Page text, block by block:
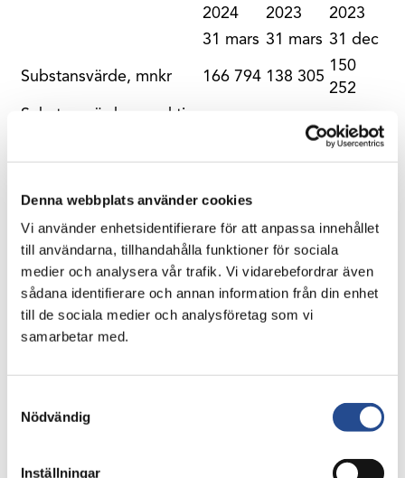
Denna webbplats använder cookies
Vi använder enhetsidentifierare för att anpassa innehållet
till användarna, tillhandahålla funktioner för sociala
medier och analysera vår trafik. Vi vidarebefordrar även
sådana identifierare och annan information från din enhet
till de sociala medier och analysföretag som vi
samarbetar med.
Nödvändig
Inställningar
2024 2023
2023
31 mars 31 mars 31 dec
Substansvärde, mnkr 166 794 138 305
150
252
Substansvärde per aktie,
348
Aktiekurs Industrivärden
Skuldsättningsgrad
2024 2023 2023
mnkr
jan –
mars
jan –
mars
jan –
Resultat per aktie, kr
Aktieportföljen:
Avyttringar
–